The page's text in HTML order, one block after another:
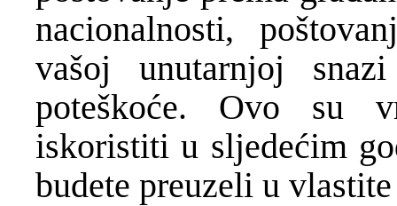
nacionalnosti,
vašoj unutarnjoj
poteškoće. Ovo su
iskoristiti u sljedećim
budete preuzeli u